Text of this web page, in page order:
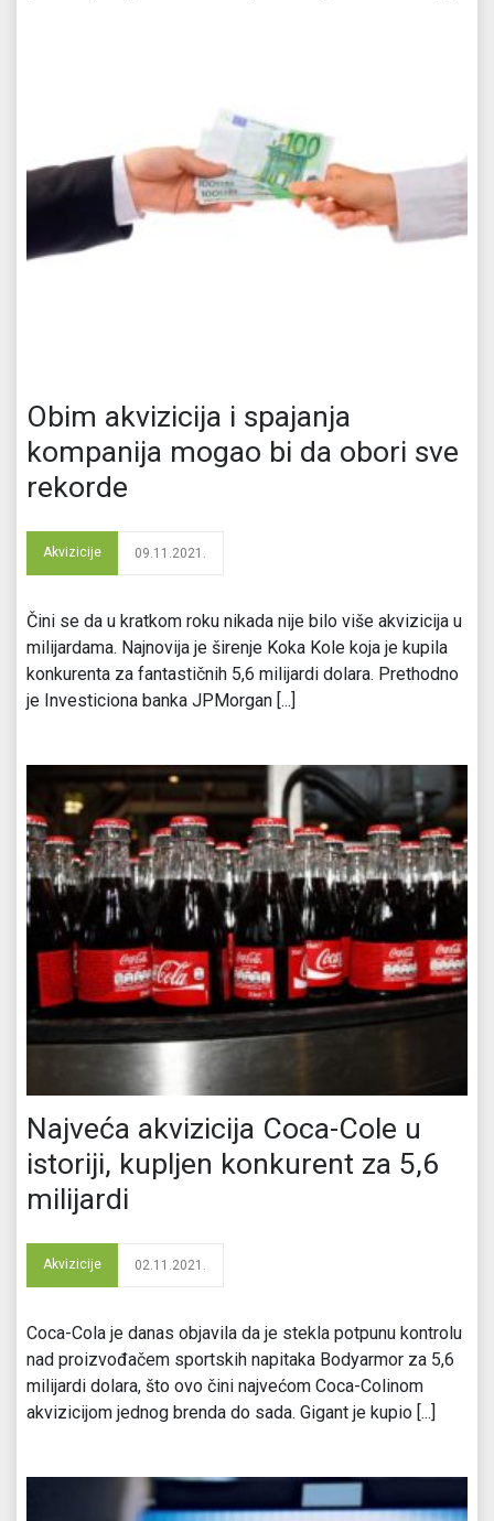
Obim akvizicija i spajanja
kompanija mogao bi da obori sve
rekorde
Akvizicije 09.11.2021.
Čini se da u kratkom roku nikada nije bilo više akvizicija u
milijardama. Najnovija je širenje Koka Kole koja je kupila
konkurenta za fantastičnih 5,6 milijardi dolara. Prethodno
je Investiciona banka JPMorgan [...]
Najveća akvizicija Coca-Cole u
istoriji, kupljen konkurent za 5,6
milijardi
Akvizicije 02.11.2021.
Coca-Cola je danas objavila da je stekla potpunu kontrolu
nad proizvođačem sportskih napitaka Bodyarmor za 5,6
milijardi dolara, što ovo čini najvećom Coca-Colinom
akvizicijom jednog brenda do sada. Gigant je kupio [...]